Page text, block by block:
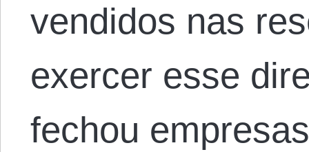
vendidos nas
exercer esse
fechou